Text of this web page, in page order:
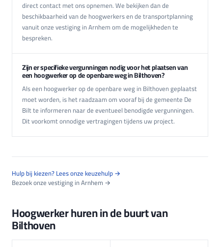
direct contact met ons opnemen. We bekijken dan de
beschikbaarheid van de hoogwerkers en de transportplanning
vanuit onze vestiging in Arnhem om de mogelijkheden te
bespreken.
Zijn er specifieke vergunningen nodig voor het plaatsen van
een hoogwerker op de openbare weg in Bilthoven?
Als een hoogwerker op de openbare weg in Bilthoven geplaatst
moet worden, is het raadzaam om vooraf bij de gemeente De
Bilt te informeren naar de eventueel benodigde vergunningen.
Dit voorkomt onnodige vertragingen tijdens uw project.
Hulp bij kiezen? Lees onze keuzehulp →
Bezoek onze vestiging in Arnhem →
Hoogwerker huren in de buurt van
Bilthoven